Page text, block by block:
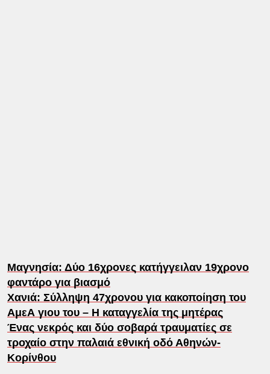
Μαγνησία: Δύο 16χρονες κατήγγειλαν 19χρονο
φαντάρο για βιασμό
Χανιά: Σύλληψη 47χρονου για κακοποίηση του
ΑμεΑ γιου του – Η καταγγελία της μητέρας
Ένας νεκρός και δύο σοβαρά τραυματίες σε
τροχαίο στην παλαιά εθνική οδό Αθηνών-
Κορίνθου